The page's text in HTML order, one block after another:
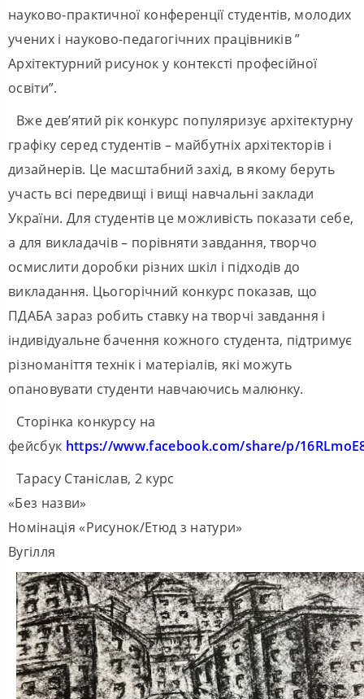
науково-практичної конференції студентів, молодих
учених і науково-педагогічних працівників ”
Архітектурний рисунок у контексті професійної
освіти”.
Вже дев’ятий рік конкурс популяризує архітектурну
графіку серед студентів – майбутніх архітекторів і
дизайнерів. Це масштабний захід, в якому беруть
участь всі передвищі і вищі навчальні заклади
України. Для студентів це можливість показати себе,
а для викладачів – порівняти завдання, творчо
осмислити доробки різних шкіл і підходів до
викладання. Цьогорічний конкурс показав, що
ПДАБА зараз робить ставку на творчі завдання і
індивідуальне бачення кожного студента, підтримує
різноманіття технік і матеріалів, які можуть
опановувати студенти навчаючись малюнку.
Сторінка конкурсу на
фейсбук https://www.facebook.com/share/p/
Тарасу Станіслав, 2 курс
«Без назви»
Номінація «Рисунок/Етюд з натури»
Вугілля